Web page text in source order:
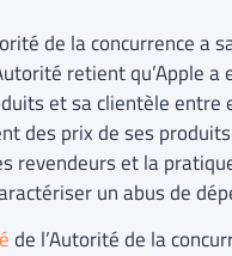
de la concurrence a
retient qu’Apple
et sa clientèle entre
des prix de ses
revendeurs et la
un abus de
de l’Autorité de la